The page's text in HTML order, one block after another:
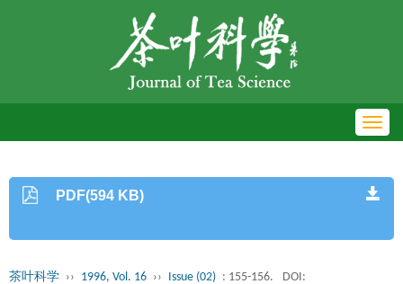
PDF(594 KB)
茶叶科学 ›› 1996, Vol. 16 ›› Issue (02) : 155-156.
DOI: